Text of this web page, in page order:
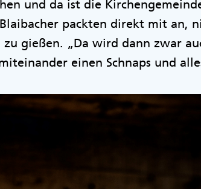
und da ist die
packten direkt mit an,
zu gießen. „Da wird dann zwar
einen Schnaps und